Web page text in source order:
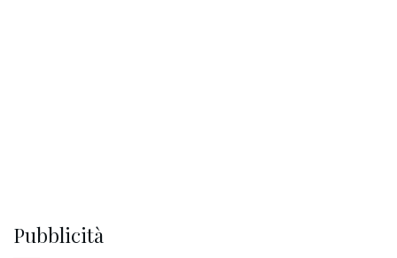
Pubblicità